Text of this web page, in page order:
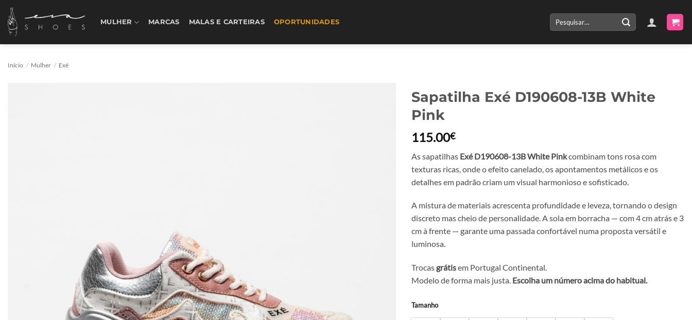
Skip
content
MULHER MARCAS MALAS E CARTEIRAS OPORTUNIDADES
Pesquisar
por:
Início / Mulher / Exé
Sapatilha Exé D190608-13B White
Pink
115.00€
As sapatilhas Exé D190608-13B White Pinkcombinam tons rosa com
texturas ricas, onde o efeito canelado, os apontamentos metálicos e os
detalhes em padrão criam um visual harmonioso e sofisticado.
A mistura de materiais acrescenta profundidade e leveza, tornando o design
discreto mas cheio de personalidade. A sola em borracha — com 4 cm atrás e 3
cm à frente — garante uma passada confortável numa proposta versátil e
luminosa.
Trocas grátisem Portugal Continental.
Modelo de forma mais justa. Escolha um número acima do habitual.
Tamanho
Alternative: